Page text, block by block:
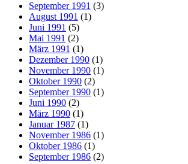
September 1991 (3)
August 1991 (1)
Juni 1991 (5)
Mai 1991 (2)
März 1991 (1)
Dezember 1990 (1)
November 1990 (1)
Oktober 1990 (2)
September 1990 (1)
Juni 1990 (2)
März 1990 (1)
Januar 1987 (1)
November 1986 (1)
Oktober 1986 (1)
September 1986 (2)